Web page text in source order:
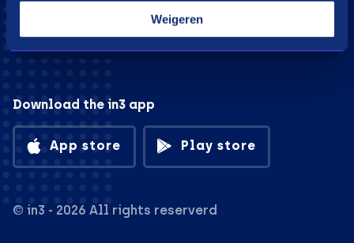
Weigeren
Download the in3 app
App store Play store
© in3 - 2026 All rights reserverd